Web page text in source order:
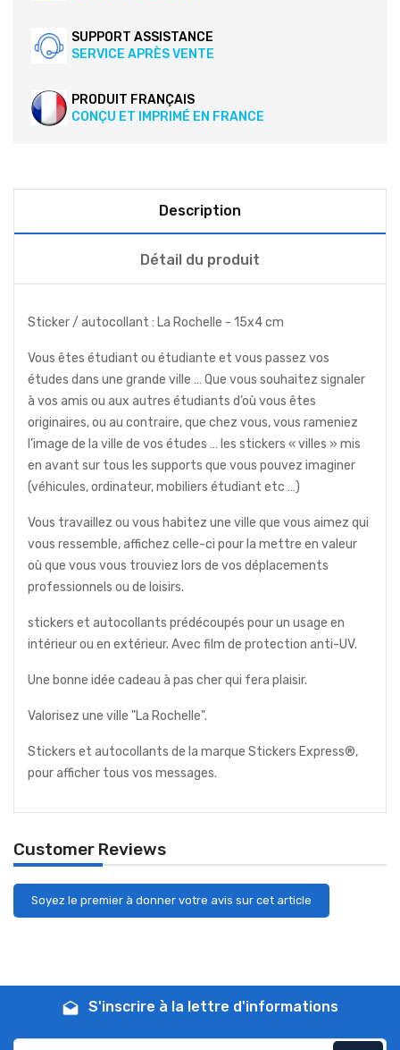
SUPPORT ASSISTANCE
SERVICE APRÈS VENTE
PRODUIT FRANÇAIS
CONÇU ET IMPRIMÉ EN FRANCE
Description
Détail du produit
Sticker / autocollant : La Rochelle - 15x4 cm
Vous êtes étudiant ou étudiante et vous passez vos
études dans une grande ville … Que vous souhaitez signaler
à vos amis ou aux autres étudiants d’où vous êtes
originaires, ou au contraire, que chez vous, vous rameniez
l’image de la ville de vos études … les stickers « villes » mis
en avant sur tous les supports que vous pouvez imaginer
(véhicules, ordinateur, mobiliers étudiant etc …)
Vous travaillez ou vous habitez une ville que vous aimez qui
vous ressemble, affichez celle-ci pour la mettre en valeur
où que vous vous trouviez lors de vos déplacements
professionnels ou de loisirs.
stickers et autocollants prédécoupés pour un usage en
intérieur ou en extérieur. Avec film de protection anti-UV.
Une bonne idée cadeau à pas cher qui fera plaisir.
Valorisez une ville "La Rochelle".
Stickers et autocollants de la marque Stickers Express®,
pour afficher tous vos messages.
Customer Reviews
Soyez le premier à donner votre avis sur cet article
drafts S'inscrire à la lettre d'informations